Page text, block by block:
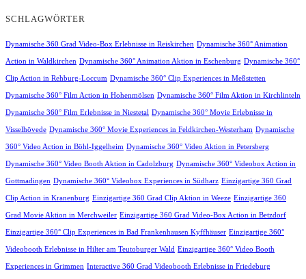
SCHLAGWÖRTER
Dynamische 360 Grad Video-Box Erlebnisse in Reiskirchen Dynamische 360° Animation
Action in Waldkirchen Dynamische 360° Animation Aktion in Eschenburg Dynamische 360°
Clip Action in Rehburg-Loccum Dynamische 360° Clip Experiences in Meßstetten
Dynamische 360° Film Action in Hohenmölsen Dynamische 360° Film Aktion in Kirchlinteln
Dynamische 360° Film Erlebnisse in Niestetal Dynamische 360° Movie Erlebnisse in
Visselhövede Dynamische 360° Movie Experiences in Feldkirchen-Westerham Dynamische
360° Video Action in Böhl-Iggelheim Dynamische 360° Video Aktion in Petersberg
Dynamische 360° Video Booth Aktion in Cadolzburg Dynamische 360° Videobox Action in
Gottmadingen Dynamische 360° Videobox Experiences in Südharz Einzigartige 360 Grad
Clip Action in Kranenburg Einzigartige 360 Grad Clip Aktion in Weeze Einzigartige 360
Grad Movie Aktion in Merchweiler Einzigartige 360 Grad Video-Box Action in Betzdorf
Einzigartige 360° Clip Experiences in Bad Frankenhausen Kyffhäuser Einzigartige 360°
Videobooth Erlebnisse in Hilter am Teutoburger Wald Einzigartige 360° Video Booth
Experiences in Grimmen Interactive 360 Grad Videobooth Erlebnisse in Friedeburg